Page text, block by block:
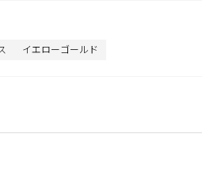
イエローゴールド